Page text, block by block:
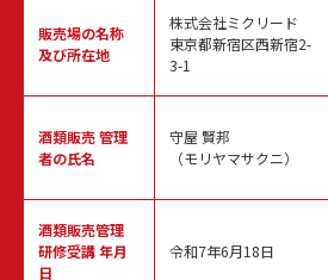
販売場の名称
及び所在地
酒類販売管理
者の氏名
酒類販売管理
研修受講 年月
日
株式会社ミクリード
東京都新宿区西新宿2-
3-1
守屋 賢邦
（モリヤマサクニ）
令和7年6月18日